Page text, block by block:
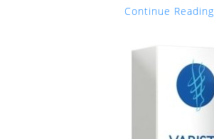
Continue Reading